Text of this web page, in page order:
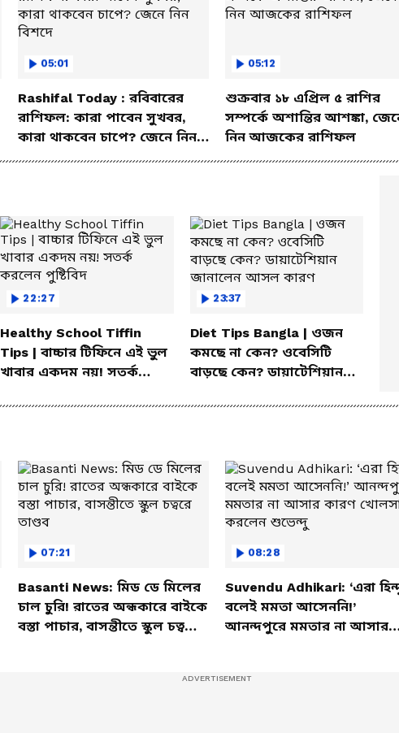
05:01
Rashifal Today : রবিবারের
রাশিফল: কারা পাবেন সুখবর,
কারা থাকবেন চাপে? জেনে নিন
05:12
শুক্রবার ১৮ এপ্রিল ৫ রাশির
সম্পর্কে অশান্তির আশঙ্কা,
নিন আজকের রাশিফল
22:27
Healthy School Tiffin
Tips | বাচ্চার টিফিনে এই ভুল
খাবার একদম নয়! সতর্ক
23:37
Diet Tips Bangla | ওজন
কমছে না কেন? ওবেসিটি
বাড়ছে কেন? ডায়াটেশিয়ান
07:21
Basanti News: মিড ডে মিলের
চাল চুরি! রাতের অন্ধকারে বাইকে
বস্তা পাচার, বাসন্তীতে স্কুল চত্বরে
08:28
Suvendu Adhikari: ‘এরা
বলেই মমতা আসেননি!’
আনন্দপুরে মমতার না আসার